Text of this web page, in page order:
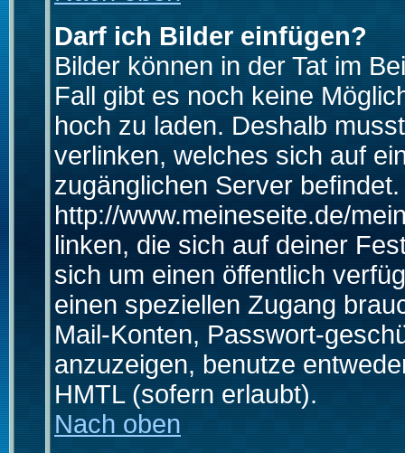
Darf ich Bilder einfügen?
Bilder können in der Tat im
Fall gibt es noch keine
hoch zu laden. Deshalb
verlinken, welches sich auf
zugänglichen Server
http://www.meineseite.de/
linken, die sich auf deiner
sich um einen öffentlich
einen speziellen Zugang
Mail-Konten, Passwort-
anzuzeigen, benutze
HMTL (sofern erlaubt).
Nach oben